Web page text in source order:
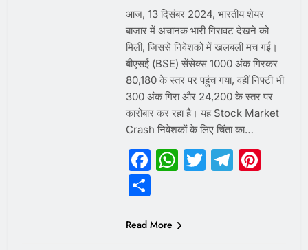
आज, 13 दिसंबर 2024, भारतीय शेयर
बाजार में अचानक भारी गिरावट देखने को
मिली, जिससे निवेशकों में खलबली मच गई।
बीएसई (BSE) सेंसेक्स 1000 अंक गिरकर
80,180 के स्तर पर पहुंच गया, वहीं निफ्टी भी
300 अंक गिरा और 24,200 के स्तर पर
कारोबार कर रहा है। यह Stock Market
Crash निवेशकों के लिए चिंता का…
Facebook
WhatsApp
Twitter
Share
Read More